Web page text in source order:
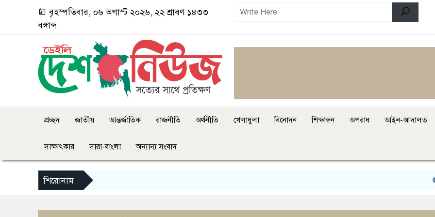
বৃহস্পতিবার, ০৬ অগাস্ট ২০২৬, ২২ শ্রাবণ ১৪৩৩
বঙ্গাব্দ
প্রচ্ছদ জাতীয় আন্তর্জাতিক রাজনীতি অর্থনীতি খেলাধুলা বিনোদন শিক্ষাঙ্গন অপরাধ আইন-আদালত
সাক্ষাৎকার সারা-বাংলা অন্যান্য সংবাদ
শিরোনাম